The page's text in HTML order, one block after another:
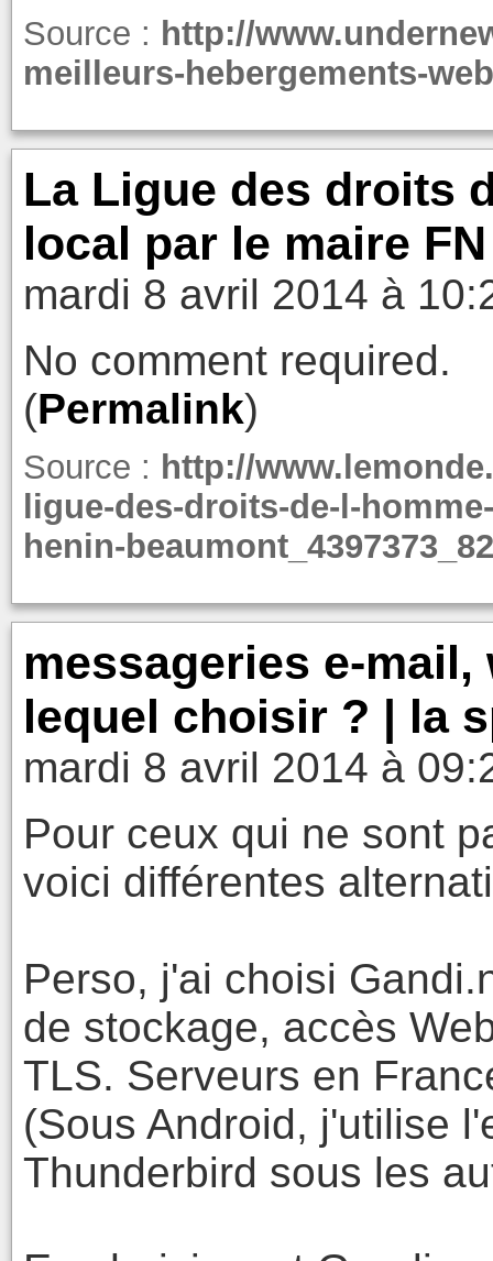
Source : http://
meilleurs-hebergements-
La Ligue des droits
local par le maire
mardi 8 avril 2014 à
No comment required.
(Permalink)
Source : http://
ligue-des-droits-de-l-
henin-
messageries e-
lequel choisir ? | la
mardi 8 avril 2014 à
Pour ceux qui ne sont
voici différentes
Perso, j'ai choisi
de stockage, accès
TLS. Serveurs en
(Sous Android, j'utilise
Thunderbird sous les